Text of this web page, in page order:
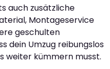
auch zusätzliche
Montageservice
geschulten
dein Umzug reibungslos
weiter kümmern musst.